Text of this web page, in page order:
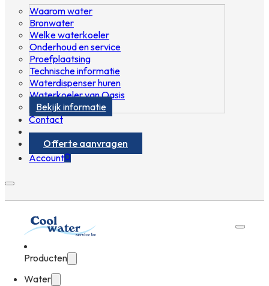
Waarom water
Bronwater
Welke waterkoeler
Onderhoud en service
Proefplaatsing
Technische informatie
Waterdispenser huren
Waterkoeler van Oasis
Bekijk informatie
Contact
Offerte aanvragen
Account0
Producten
Water